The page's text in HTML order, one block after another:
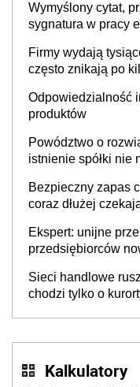
Wymyślony cytat,
sygnatura w pracy
Firmy wydają
często znikają po
Odpowiedzialność
produktów
Powództwo o
istnienie spółki nie
Bezpieczny zapas
coraz dłużej
Ekspert: unijne
przedsiębiorców
Sieci handlowe
chodzi tylko o
Kalkulatory